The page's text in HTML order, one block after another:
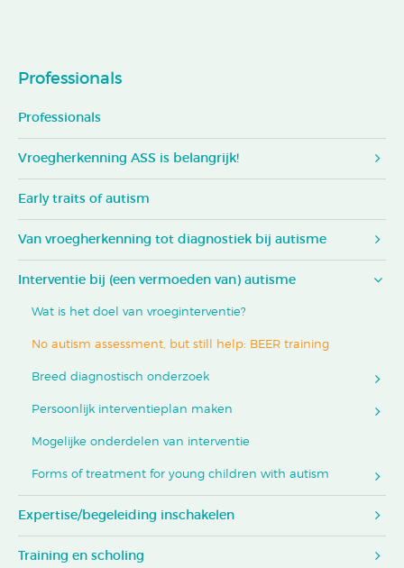
Professionals
Professionals
Vroegherkenning ASS is belangrijk!
Early traits of autism
Van vroegherkenning tot diagnostiek bij autisme
Interventie bij (een vermoeden van) autisme
Wat is het doel van vroeginterventie?
No autism assessment, but still help: BEER training
Breed diagnostisch onderzoek
Persoonlijk interventieplan maken
Mogelijke onderdelen van interventie
Forms of treatment for young children with autism
Expertise/begeleiding inschakelen
Training en scholing